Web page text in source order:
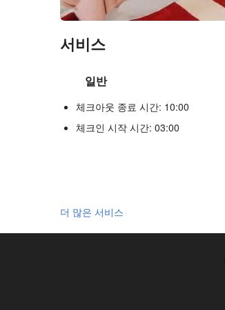
서비스
일반
체크아웃 종료 시간: 10:00
체크인 시작 시간: 03:00
더 많은 서비스